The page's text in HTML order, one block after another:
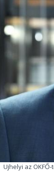
Ujhelyi az